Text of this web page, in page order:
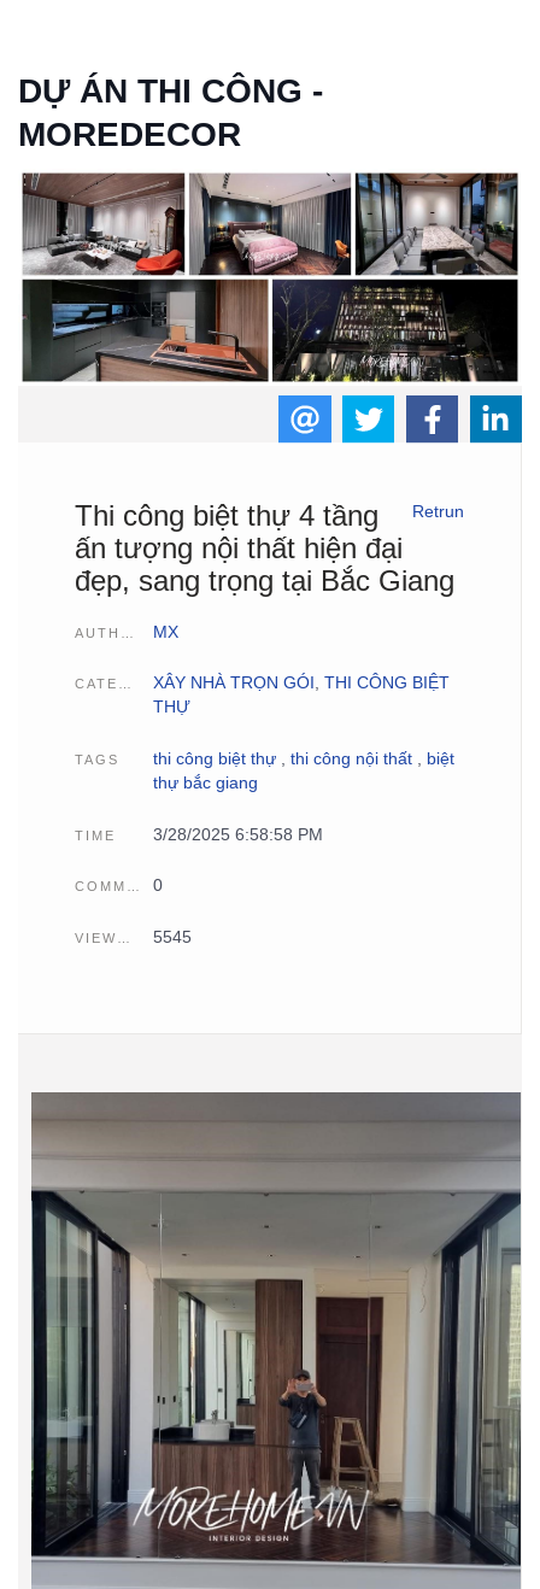
DỰ ÁN THI CÔNG -
MOREDECOR
Retrun
Thi công biệt thự 4 tầng
ấn tượng nội thất hiện đại
đẹp, sang trọng tại Bắc Giang
MX
XÂY NHÀ TRỌN GÓI, THI CÔNG BIỆT
THỰ
TAGS thi công biệt thự, thi công nội thất, biệt
thự bắc giang
TIME 3/28/2025 6:58:58 PM
0
5545